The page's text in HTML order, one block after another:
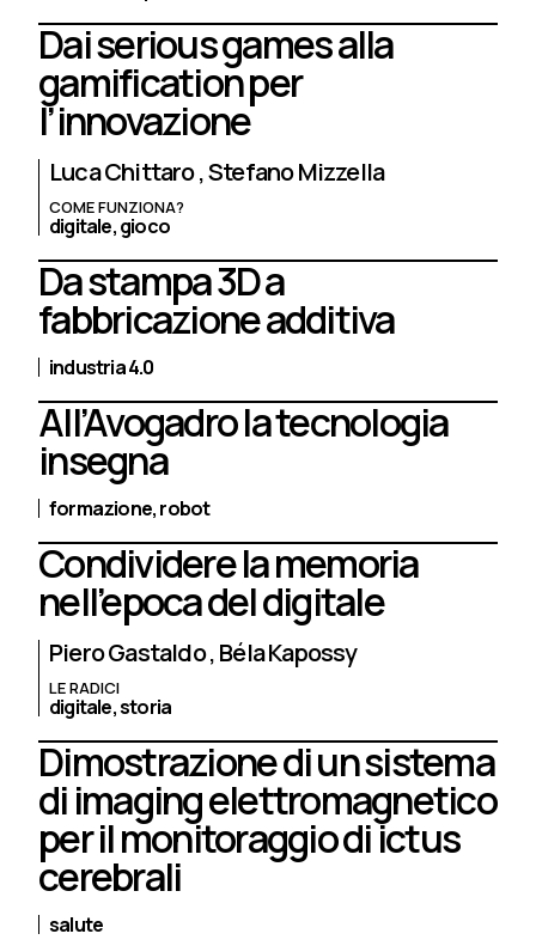
Dai serious games alla
gamification per
l’innovazione
Luca Chittaro Stefano Mizzella
COME FUNZIONA?
digitale,gioco
Da stampa 3D a
fabbricazione additiva
industria 4.0
All’Avogadro la tecnologia
insegna
formazione,robot
Condividere la memoria
nell’epoca del digitale
Piero Gastaldo Béla Kapossy
LE RADICI
digitale,storia
Dimostrazione di un sistema
di imaging elettromagnetico
per il monitoraggio di ictus
cerebrali
salute